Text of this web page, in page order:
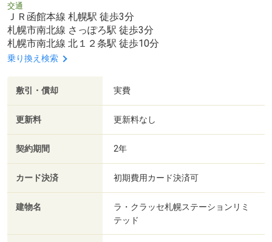
交通
ＪＲ函館本線 札幌駅 徒歩3分
札幌市南北線 さっぽろ駅 徒歩3分
札幌市南北線 北１２条駅 徒歩10分
乗り換え検索
敷引・償却 実費
更新料 更新料なし
契約期間 2年
カード決済 初期費用カード決済可
建物名
ラ・クラッセ札幌ステーションリミ
テッド